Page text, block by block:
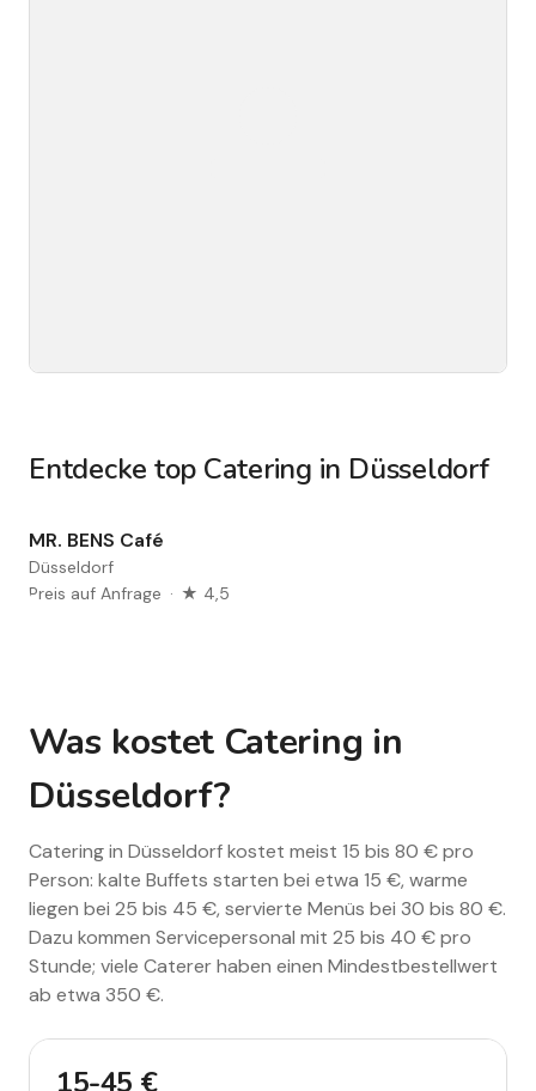
Entdecke top Catering in Düsseldorf
MR. BENS Café
Düsseldorf
Preis auf Anfrage · ★ 4,5
Was kostet Catering in
Düsseldorf?
Catering in Düsseldorf kostet meist 15 bis 80 € pro
Person: kalte Buffets starten bei etwa 15 €, warme
liegen bei 25 bis 45 €, servierte Menüs bei 30 bis 80 €.
Dazu kommen Servicepersonal mit 25 bis 40 € pro
Stunde; viele Caterer haben einen Mindestbestellwert
ab etwa 350 €.
15-45 €